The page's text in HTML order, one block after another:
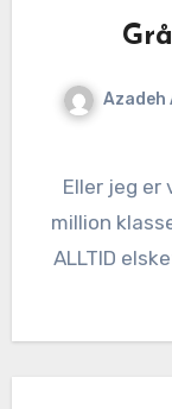
Azadeh
Eller jeg er vel ikke grådig, jeg har ikke sånn
million
ALLTID